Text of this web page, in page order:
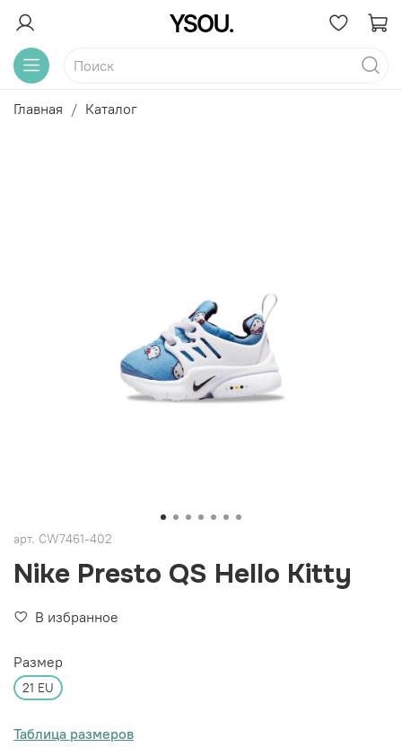
Главная Каталог
арт. CW7461-402
Nike Presto QS Hello Kitty
В избранное
Размер
21 EU
Таблица размеров